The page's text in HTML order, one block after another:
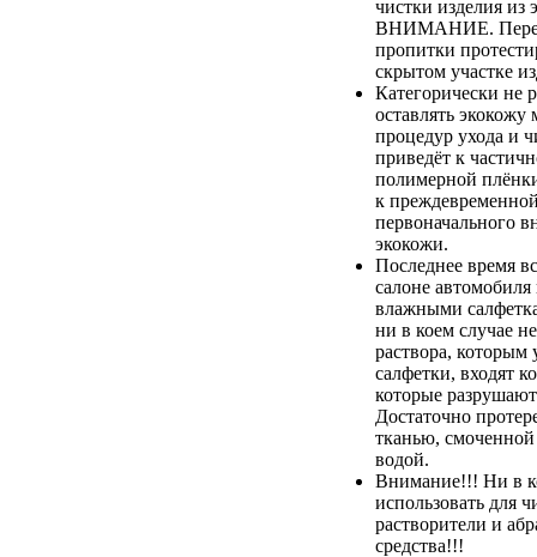
чистки изделия из
ВНИМАНИЕ.
пропитки
скрытом участке
Категорически не
оставлять экокожу
процедур ухода и
приведёт к
полимерной
к
первоначального
экокожи.
Последнее время
салоне
влажными
ни в коем случае
раствора,
салфетки, входят
которые
Достаточно
тканью,
водой.
Внимание!!! Ни в
использовать для
растворители и
средства!!!